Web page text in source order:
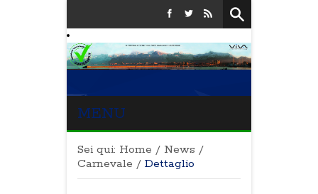
MENU
Sei qui: Home / News /
Carnevale / Dettaglio